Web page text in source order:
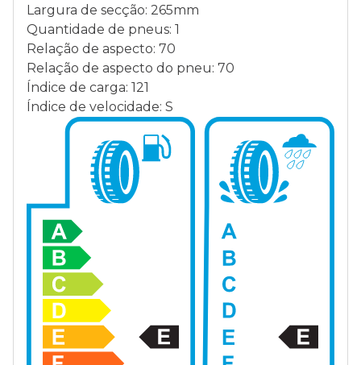
Largura de secção: 265mm
Quantidade de pneus: 1
Relação de aspecto: 70
Relação de aspecto do pneu: 70
Índice de carga: 121
Índice de velocidade: S